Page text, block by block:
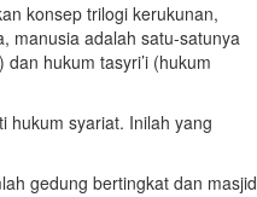
konsep trilogi kerukunan,
manusia adalah satu-satunya
hukum tasyri’i (hukum
hukum syariat. Inilah yang
gedung bertingkat dan masjid